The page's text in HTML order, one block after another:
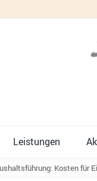
Leistungen
Kosten für